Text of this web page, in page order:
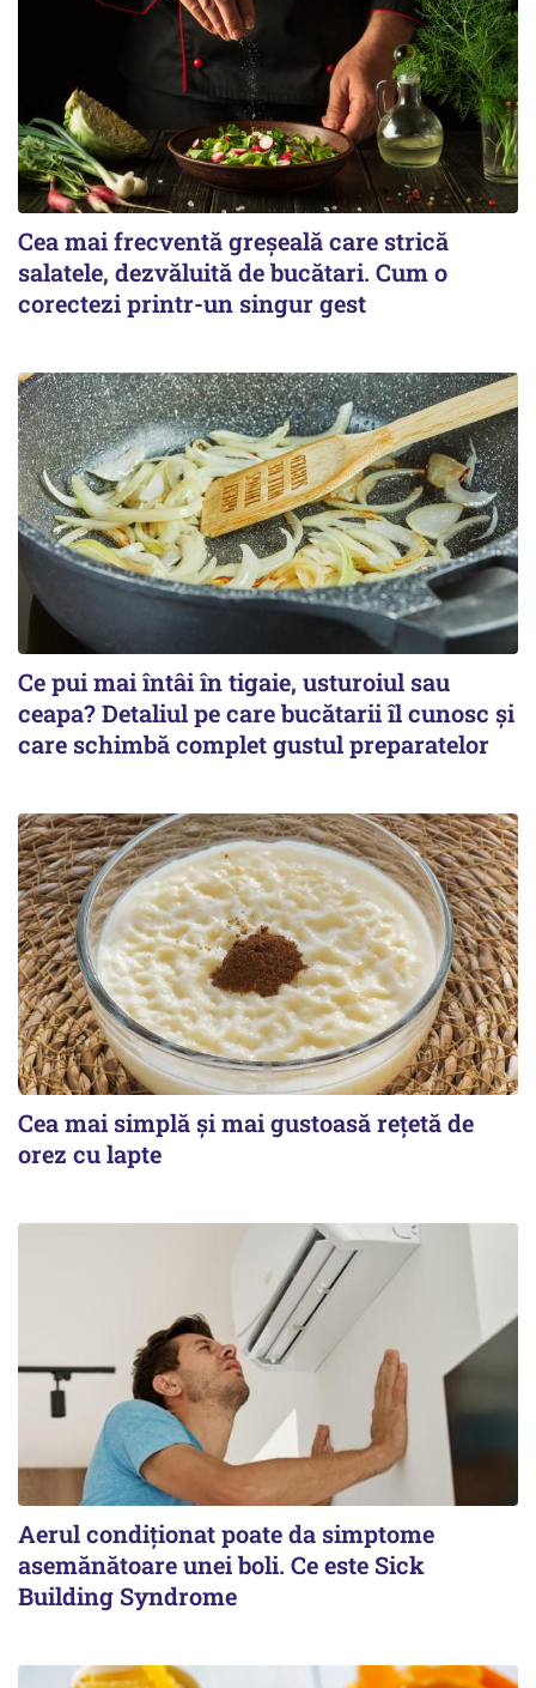
Cea mai frecventă greșeală care strică
salatele, dezvăluită de bucătari. Cum o
corectezi printr-un singur gest
Ce pui mai întâi în tigaie, usturoiul sau
ceapa? Detaliul pe care bucătarii îl cunosc și
care schimbă complet gustul preparatelor
Cea mai simplă și mai gustoasă rețetă de
orez cu lapte
Aerul condiționat poate da simptome
asemănătoare unei boli. Ce este Sick
Building Syndrome